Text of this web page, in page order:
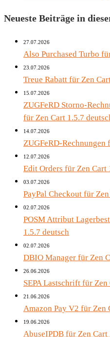
Neueste Beiträge in
27.07.2026
Also Purchased Turbo
23.07.2026
Treue Rabatt für Zen
15.07.2026
ZUGFeRD Storno-
für Zen Cart 1.5.7
14.07.2026
ZUGFeRD-Rechnungen
12.07.2026
Edit Orders für Zen Cart
03.07.2026
PayPal Checkout für
02.07.2026
POSM Attribut
1.5.7 deutsch
02.07.2026
DBIO Manager für Zen
26.06.2026
SEPA Lastschrift für
21.06.2026
Amazon Pay V2 für Zen
19.06.2026
AbuseIPDB für Zen Cart